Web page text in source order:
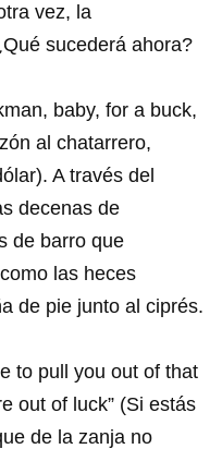
vez, la
sucederá ahora?
baby, for a buck,
al chatarrero,
A través del
decenas de
de barro que
las heces
de pie junto al ciprés.
to pull you out of that
out of luck” (Si estás
de la zanja no